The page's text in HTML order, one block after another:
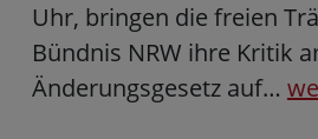
Uhr, bringen die freien
Bündnis NRW ihre Kritik
Änderungsgesetz auf…